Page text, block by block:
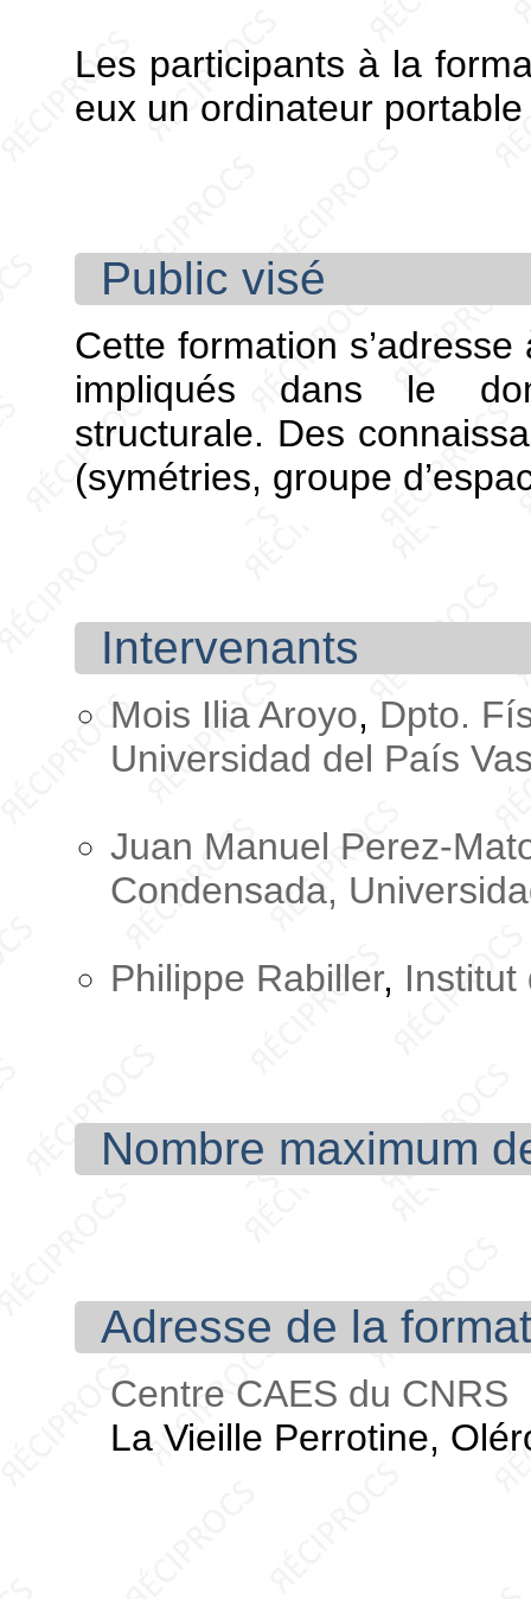
Les participants à la
eux un ordinateur
Public visé
Cette formation
impliqués dans le
structurale. Des
(symétries, groupe
Intervenants
Mois Ilia Aroyo, Dpto.
Universidad del País
Juan Manuel Perez-
Condensada,
Philippe Rabiller, Institut
Nombre maximum
Adresse de la
Centre CAES du CNRS
La Vieille Perrotine,